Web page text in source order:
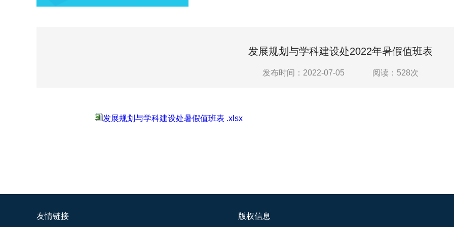
发展规划与学科建设处2022年暑假值班表
发布时间：2022-07-05 阅读： 528次
发展规划与学科建设处暑假值班表 .xlsx
友情链接 版权信息